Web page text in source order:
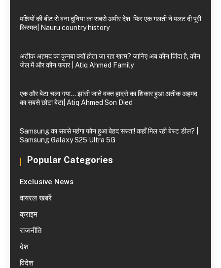
पक्षियों की बीट से बना दुनिया का सबसे अमीर देश, फिर एक गलती ने पलट दी पूरी
किस्मत| Nauru country history
अतीक अहमद का कुनबा क्यों होता जा रहा खत्म? जानिए अब कौन जिंदा है, कौन
जेल में और कौन फरार | Atiq Ahmed Family
एक और बेटा चला गया… झांसी जाते वक्त हादसे का शिकार हुआ अतीक अहमद
का सबसे छोटा बेटा| Atiq Ahmed Son Died
Samsung का सबसे महंगा फोन हुआ बेहद सस्ता! कहाँ मिल रही बेस्ट डील? |
Samsung Galaxy S25 Ultra 5G
Popular Categories
Exclusive News
वायरल खबरें
क्राइम
राजनीति
देश
विदेश